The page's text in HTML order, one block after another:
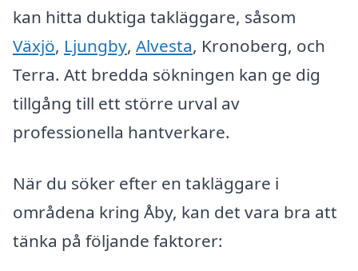
kan hitta duktiga takläggare, såsom
Växjö, Ljungby, Alvesta, Kronoberg, och
Terra. Att bredda sökningen kan ge dig
tillgång till ett större urval av
professionella hantverkare.
När du söker efter en takläggare i
områdena kring Åby, kan det vara bra att
tänka på följande faktorer: